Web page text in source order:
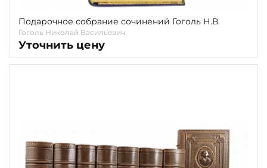
Подарочное собрание сочинений Гоголь Н.В.
Гоголь Николай Васильевич
Уточнить цену